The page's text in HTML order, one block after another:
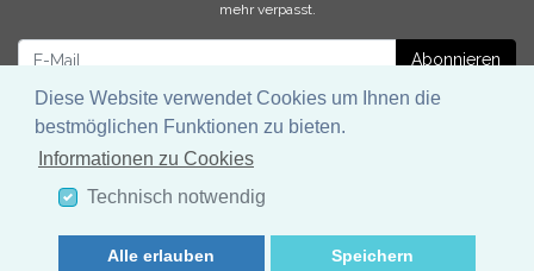
mehr verpasst.
Abonnieren
Servorahmen.de Online Shop
Diese Website verwendet Cookies um Ihnen die
bestmöglichen Funktionen zu bieten.
Informationen zu Cookies
Technisch notwendig
Alle erlauben Speichern